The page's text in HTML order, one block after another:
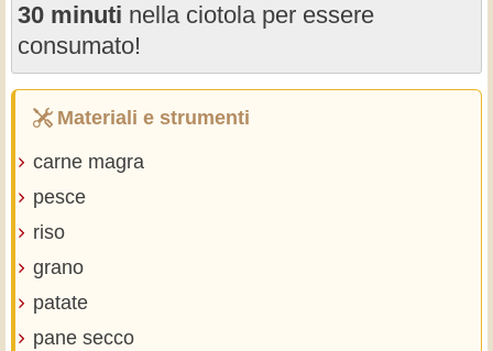
30 minuti nella ciotola per essere
consumato!
Materiali e strumenti
carne magra
pesce
riso
grano
patate
pane secco